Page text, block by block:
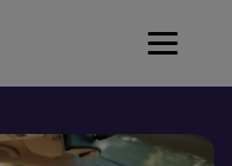
Toggle